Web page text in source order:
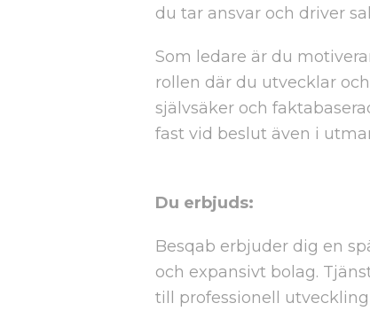
du tar ansvar och driver
Som ledare är du
rollen där du utvecklar
självsäker och
fast vid beslut även i
Du erbjuds:
Besqab erbjuder dig en
och expansivt bolag.
till professionell